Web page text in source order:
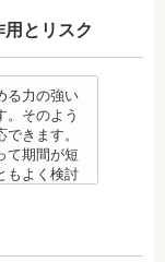
ッシング、
了後に虫
具を一度外
ます。
治療が行え
を終わらせ
歯周病の
ない場合
酔の中に
あるものも
使用する
ます。ま
いものを飲
るリスクが
ギー反応
安がある方
口腔の粘膜
かに歯科医
ない場合
健康上問題
師の判断
上顎洞を破
生じると蓄
、インプラ
蓄膿症の治
もありま
なり、外科
今までは何
力が低下
とリスク
る力の強い
。そのよう
きます。
て期間が短
もよく検討
く、表面
クが割れて